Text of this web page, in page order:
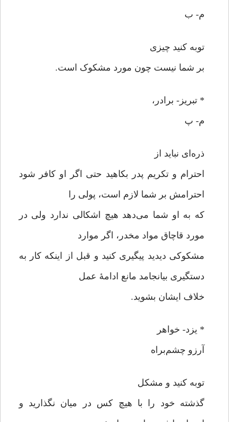
م- ب
توبه کنید چیزی
بر شما نیست چون مورد مشکوک است.
* تبریز- برادر،
م- پ
ذره‌ای نباید از
احترام و تکریم پدر بکاهید حتی اگر او کافر شود
احترامش بر شما لازم است، پولی را
که به او شما می‌دهد هیچ اشکالی ندارد ولی در
مورد قاچاق مواد مخدر، اگر موارد
مشکوکی دیدید پیگیری کنید و قبل از اینکه کار به
دستگیری بیانجامد مانع ادامۀ عمل
خلاف ایشان بشوید.
* یزد- خواهر
آرزو چشم‌براه
توبه کنید و مشکل
گذشته خود را با هیچ کس در میان نگذارید و